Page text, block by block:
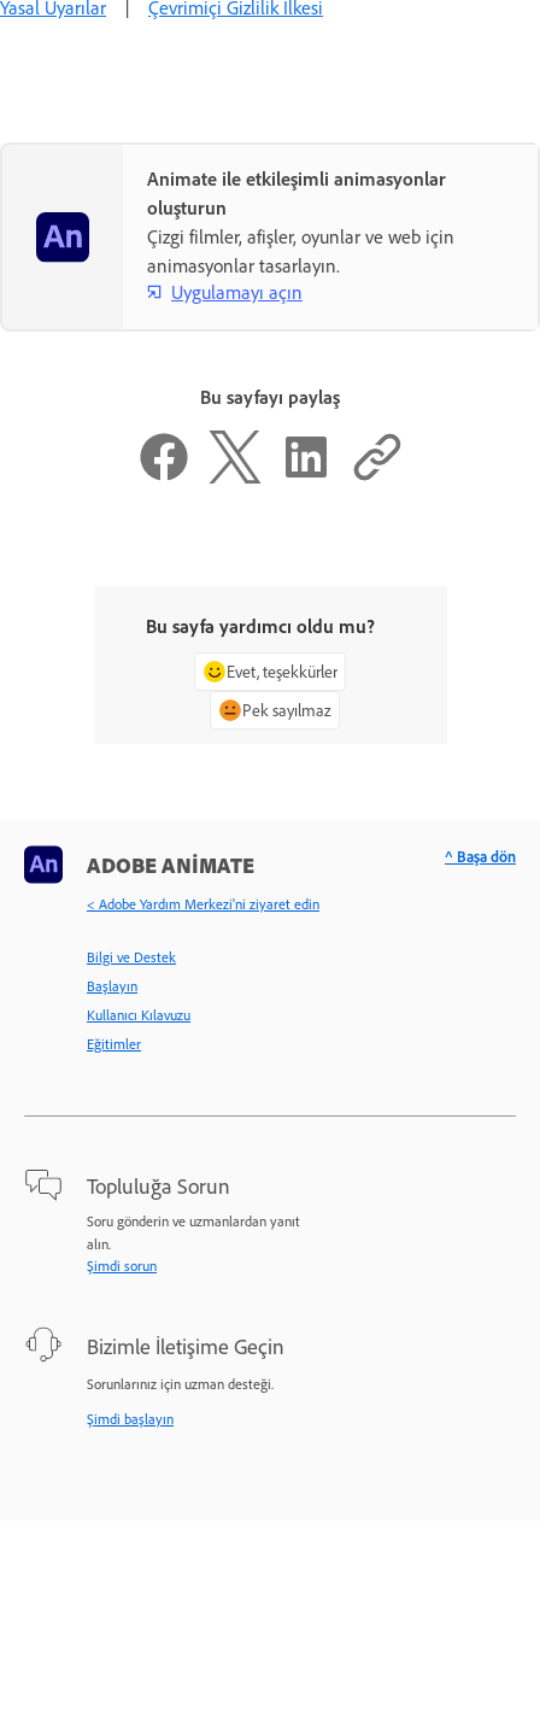
Yasal Uyarılar | Çevrimiçi Gizlilik İlkesi
Animate ile etkileşimli animasyonlar
oluşturun
Çizgi filmler, afişler, oyunlar ve web için
animasyonlar tasarlayın.
Uygulamayı açın
Bu sayfayı paylaş
Bu sayfa yardımcı oldu mu?
Evet, teşekkürler
Pek sayılmaz
ADOBE ANIMATE
< Adobe Yardım Merkezi'ni ziyaret edin
Bilgi ve Destek
Başlayın
Kullanıcı Kılavuzu
Eğitimler
Topluluğa Sorun
Soru gönderin ve uzmanlardan yanıt
alın.
Şimdi sorun
Bizimle İletişime Geçin
Sorunlarınız için uzman desteği.
Şimdi başlayın
^ Başa dön